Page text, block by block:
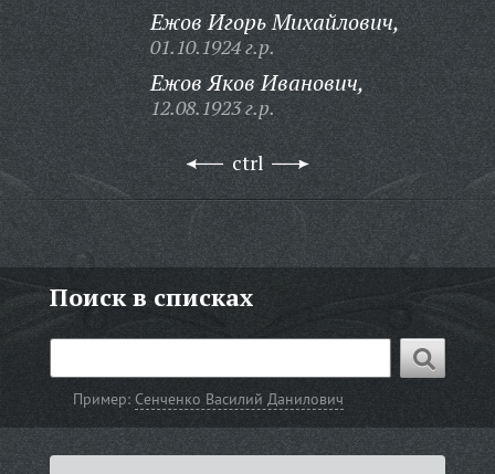
Ежов Игорь Михайлович,
01.10.1924 г.р.
Ежов Яков Иванович,
12.08.1923 г.р.
ctrl
Поиск в списках
Пример:Сенченко Василий Данилович